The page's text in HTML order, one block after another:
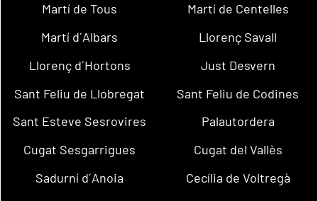
Martí de Tous
Martí de Centelles
Martí d´Albars
Llorenç Savall
Llorenç d´Hortons
Just Desvern
Sant Feliu de Llobregat
Sant Feliu de Codines
Sant Esteve Sesrovires
Palautordera
Cugat Sesgarrigues
Cugat del Vallès
Sadurní d´Anoia
Cecília de Voltregà